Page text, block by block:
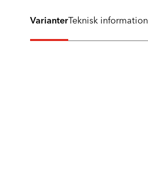
VarianterTeknisk information